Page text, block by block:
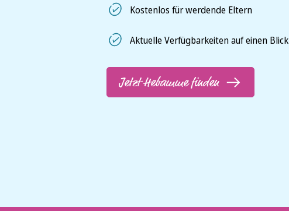
Kostenlos für werdende Eltern
Aktuelle Verfügbarkeiten auf einen Blick
Jetzt Hebamme finden